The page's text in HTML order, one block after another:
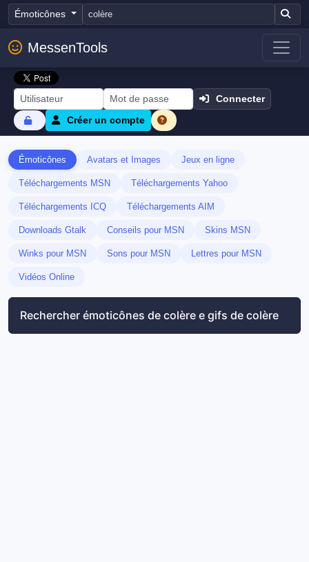
Émoticônes
MessenTools
Connecter
Créer un compte
Émoticônes Avatars et Images Jeux en ligne
Téléchargements MSN Téléchargements Yahoo
Téléchargements ICQ Téléchargements AIM
Downloads Gtalk Conseils pour MSN Skins MSN
Winks pour MSN Sons pour MSN Lettres pour MSN
Vidéos Online
Rechercher émoticônes de colère e gifs de colère